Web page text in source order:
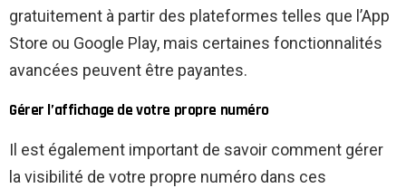
gratuitement à partir des plateformes telles que l’App
Store ou Google Play, mais certaines fonctionnalités
avancées peuvent être payantes.
Gérer l’affichage de votre propre numéro
Il est également important de savoir comment gérer
la visibilité de votre propre numéro dans ces